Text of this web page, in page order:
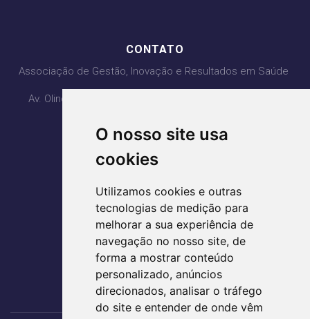
O nosso site usa
cookies
Utilizamos cookies e outras
tecnologias de medição para
melhorar a sua experiência de
navegação no nosso site, de
forma a mostrar conteúdo
personalizado, anúncios
direcionados, analisar o tráfego
do site e entender de onde vêm
CONTATO
Associação de Gestão, Inovação e Resultados em Saúde
Av. Olinda com Av. PL3, Qd. H4 Lt 1, 2, 3 - Ed. Lozandes
Parque Lozandes - Goiânia/GO
agir@agirsaude.org.br
ACESSE AS REDES SOCIAIS